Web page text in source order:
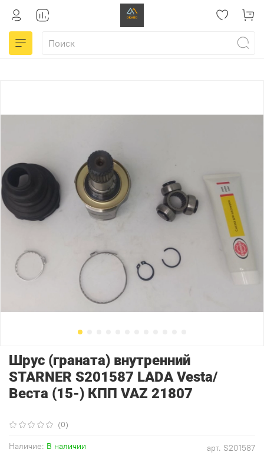
(0)
арт. S201587
Наличие: В наличии
Шрус (граната) внутренний
STARNER S201587 LADA Vesta/
Веста (15-) КПП VAZ 21807